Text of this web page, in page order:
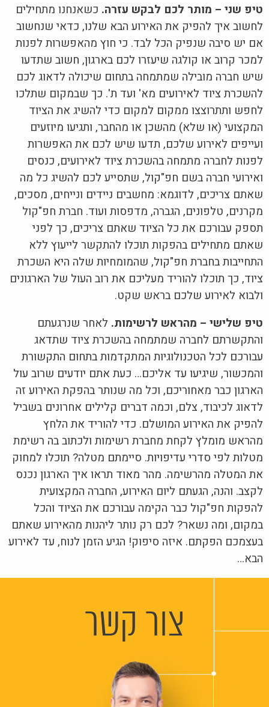
טיפ שני – מותר לכם לבקש עזרה. כשאנחנו מתחילים
לחשוב איך להפיק את האירוע הבא שלנו, כדאי שנחשוב
אם יש סיבה שנפיק הכל לבד. כי חוץ מהאפשרות לפנות
למכר קרוב או קולגה שיעזרו לכם בארגון, חשוב שתדעו
שיש חברה מובילה שמתמחה בתחום שיכולה לדאוג לכם
להשכרת ציוד לאירועים מא' ועד ת'. כך שבמקום שתלכו
לחפש ותתרוצצו ממקום למקום כדי להשיג את הציוד
המקצועי (או שלא) מהשכן או מהחבר, ותגיעו מיוזעים
ועייפים לאירוע שלכם, תדעו שיש לכם את האפשרות
לפנות לחברה מתמחה בהשכרת ציוד לאירועים, כנסים
ואירועי חברה בשם חפ"קול, שתסייע לכם להשיג כל מה
שאתם צריכים, לדוגמא: מחשבים ניידים ונייחים, מסכים,
מקרנים, טלפונים, הגברה, מדפסות ועוד. חברת חפ"קול
תספק עבורכם את כל הציוד שאתם צריכים, כך לפני
שאתם מתחילים בהפקות תוכלו להתקשר לייעוץ ללא
התחייבות בחברת חפ"קול, שהמומחיות שלה היא השכרת
ציוד, כך תוכלו להוריד מעליכם את רוב העול של הארגונים
ולבוא לאירוע שלכם בראש שקט.
טיפ שלישי – מהראש לרשימות. לאחר שנרגעתם
והתקשרתם לחברה שמתמחה בהשכרת ציוד שתדאג
עבורכם לכל הטכנולוגיות המתקדמות בתחום התקשורת
והמכשור, שיגיעו עד אליכם… כעת אתם יודעים שרוב עול
הארגון כבר מאחוריכם, וכל מה שנותר בהפקת האירוע זה
לדאוג לכיבוד, צלם, וכמה דברים קלילים אחרונים בשביל
להפיק את האירוע המושלם. כדי להוריד את הלחץ
מהראש מומלץ לקחת מחברת רשימות ולכתוב בה רשימת
מטלות לפי סדרי עדיפויות. סיימתם מטלה? תוכלו למחוק
את המטלה מהרשימה. מהר מאוד תראו איך הארגון נכנס
לקצב. והנה, הגעתם ליום האירוע, החברה המקצועית
להפקות חפ"קול כבר הקימה עבורכם את הציוד והכל
במקום, ומה נשאר? לכם רק נותר ליהנות מהאירוע שאתם
בעצמכם הפקתם. איזה סיפוק! הגיע הזמן לנוח, עד לאירוע
הבא…
צור קשר